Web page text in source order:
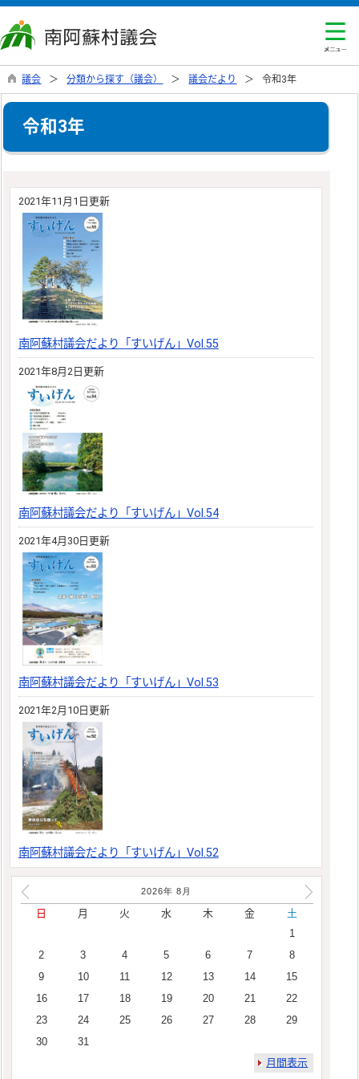
議会 分類から探す（議会） 議会だより 令和3年
令和3年
2021年11月1日更新
南阿蘇村議会だより「すいげん」Vol.55
2021年8月2日更新
南阿蘇村議会だより「すいげん」Vol.54
2021年4月30日更新
南阿蘇村議会だより「すいげん」Vol.53
2021年2月10日更新
南阿蘇村議会だより「すいげん」Vol.52
2026年 8 月
日 月 火 水 木 金
土
1
2
3 4 5 6 7
8
9
10 11 12 13 14
15
16
17 18 19 20 21
22
23
24 25 26 27 28
29
30
31
月間表示